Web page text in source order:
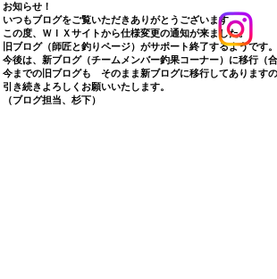
お知らせ！
いつもブログをご覧いただきありがとうございます。
この度、ＷＩＸサイトから仕様変更の通知が来ました。
旧ブログ（師匠と釣りページ）がサポート終了するようです。
今後は、新ブログ（チームメンバー釣果コーナー）に移行（
今までの旧ブログも そのまま新ブログに移行してあります
引き続きよろしくお願いいたします。
​（ブログ担当、杉下）